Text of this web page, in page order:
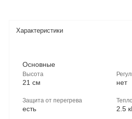
Характеристики
Основные
Высота
21 см
Защита от перегрева
есть
нет
2.5